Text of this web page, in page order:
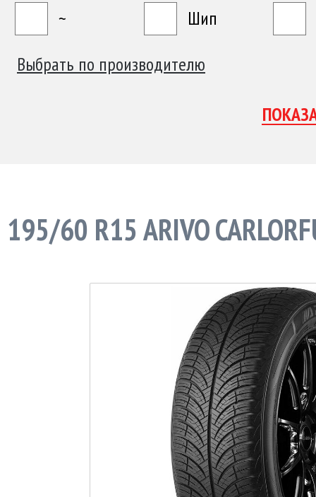
~
Шип
Выбрать по производителю
195/60 R15 ARIVO